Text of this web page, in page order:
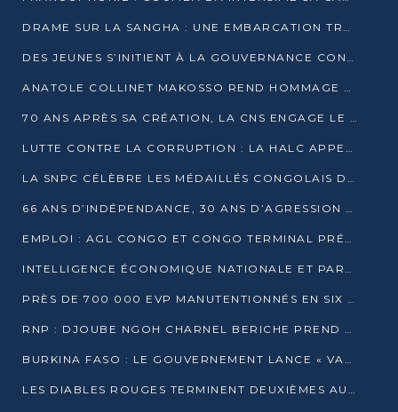
DRAME SUR LA SANGHA : UNE EMBARCATION TRANSPORTANT DES FIDÈLES DE « NZAMBÉ YA L’HUILE » FAIT NAUFRAGE À OUESSO
DES JEUNES S’INITIENT À LA GOUVERNANCE CONTINENTALE À BRAZZAVILLE
ANATOLE COLLINET MAKOSSO REND HOMMAGE À JEAN-PAUL PIGASSE
70 ANS APRÈS SA CRÉATION, LA CNS ENGAGE LE VIRAGE DE LA DIGITALISATION
LUTTE CONTRE LA CORRUPTION : LA HALC APPELLE À PASSER DES DISCOURS AUX ACTES
LA SNPC CÉLÈBRE LES MÉDAILLÉS CONGOLAIS DES OLYMPIADES PANAFRICAINES DE MATHÉMATIQUES 2026
66 ANS D’INDÉPENDANCE, 30 ANS D’AGRESSION RWANDAISE : 4 PRÉSIDENCES, UN ÉCHEC COLLECTIF
EMPLOI : AGL CONGO ET CONGO TERMINAL PRÉSÉLECTIONNENT PLUS DE 70 JEUNES À POINTE-NOIRE
INTELLIGENCE ÉCONOMIQUE NATIONALE ET PARTENARIATS INTERNATIONAUX : VERS UNE DOCTRINE SOUVERAINE DE SÉCURITÉ ÉCONOMIQUE
PRÈS DE 700 000 EVP MANUTENTIONNÉS EN SIX MOIS PAR CONGO TERMINAL
RNP : DJOUBE NGOH CHARNEL BERICHE PREND LES RÊNES DU PARTI
BURKINA FASO : LE GOUVERNEMENT LANCE « VACANCES UTILES 2026 » POUR FORMER LES ÉLÈVES À 15 MÉTIERS
LES DIABLES ROUGES TERMINENT DEUXIÈMES AU CHAMPIONNAT D’AFRIQUE ZONE 3